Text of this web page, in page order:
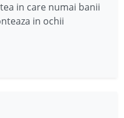
in care numai banii
in ochii